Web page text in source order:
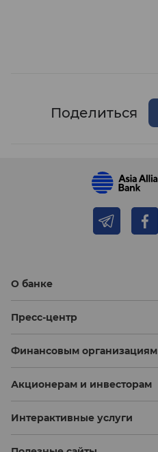
Поделиться
О банке
Пресс-центр
Финансовым организациям
Акционерам и инвесторам
Интерактивные услуги